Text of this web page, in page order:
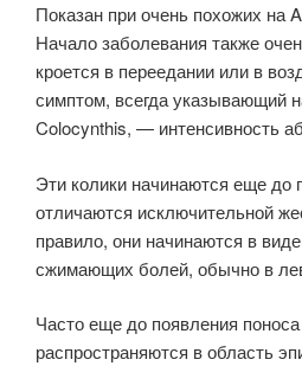
Показан при очень похожих на
Начало заболевания также
кроется в переедании или в
симптом, всегда указывающий
Colocynthis, — интен­сивность
Эти колики начинаются еще до
отличаются исключительной
правило, они начи­наются в
сжимающих болей, обычно в
Часто еще до появления
распространяются в область